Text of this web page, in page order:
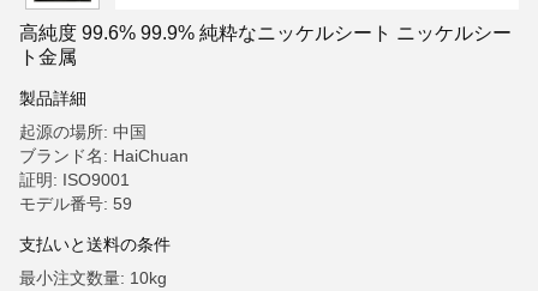
高純度 99.6% 99.9% 純粋なニッケルシート ニッケルシー
ト金属
製品詳細
起源の場所: 中国
ブランド名: HaiChuan
証明: ISO9001
モデル番号: 59
支払いと送料の条件
最小注文数量: 10kg